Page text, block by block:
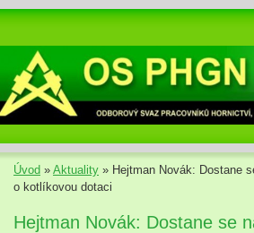
Úvod » Aktuality » Hejtman Novák: Dostane
o kotlíkovou dotaci
Hejtman Novák: Dostane se